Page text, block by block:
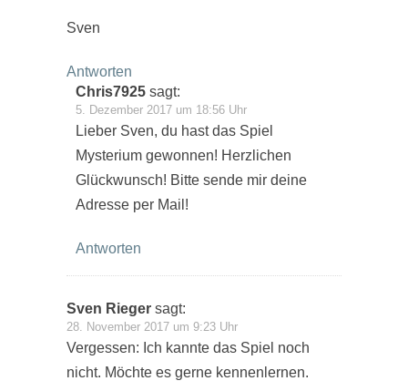
Sven
Antworten
Chris7925 sagt:
5. Dezember 2017 um 18:56 Uhr
Lieber Sven, du hast das Spiel
Mysterium gewonnen! Herzlichen
Glückwunsch! Bitte sende mir deine
Adresse per Mail!
Antworten
Sven Rieger sagt:
28. November 2017 um 9:23 Uhr
Vergessen: Ich kannte das Spiel noch
nicht. Möchte es gerne kennenlernen.